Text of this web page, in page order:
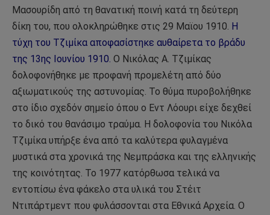
Μασουρίδη από τη θανατική ποινή κατά τη δεύτερη
δίκη του, που ολοκληρώθηκε στις 29 Μαϊου 1910. Η
τύχη του Τζιμίκα αποφασίστηκε αυθαίρετα το βράδυ
της 13ης Ιουνίου 1910. Ο Νικόλας Α. Τζιμίκας
δολοφονήθηκε με προφανή προμελέτη από δύο
αξιωματικούς της αστυνομίας. Το θύμα πυροβολήθηκε
στο ίδιο σχεδόν σημείο όπου ο Εντ Λόουρι είχε δεχθεί
το δικό του θανάσιμο τραύμα. Η δολοφονία του Νικόλα
Τζιμίκα υπήρξε ένα από τα καλύτερα φυλαγμένα
μυστικά στα χρονικά της Νεμπράσκα και της ελληνικής
της κοινότητας. Το 1977 κατόρθωσα τελικά να
εντοπίσω ένα φάκελο στα υλικά του Στέιτ
Ντιπάρτμεντ που φυλάσσονται στα Εθνικά Αρχεία. Ο